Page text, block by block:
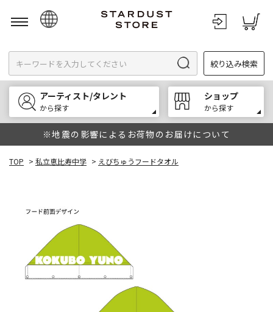
English
한국어
中文
絞り込み検索
アーティスト/タレント
から探す
ショップ
から探す
※地震の影響によるお荷物のお届けについて
TOP > 私立恵比寿中学 > えびちゅうフードタオル